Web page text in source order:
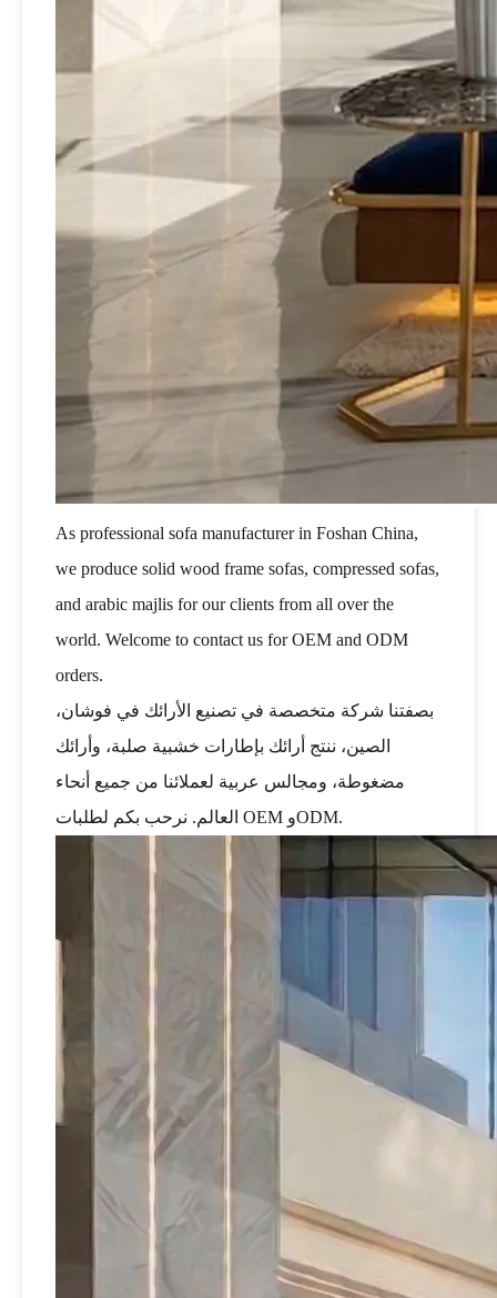
As professional sofa manufacturer in Foshan China,
we produce solid wood frame sofas, compressed sofas,
and arabic majlis for our clients from all over the
world. Welcome to contact us for OEM and ODM
orders.
بصفتنا شركة متخصصة في تصنيع الأرائك في فوشان،
الصين، ننتج أرائك بإطارات خشبية صلبة، وأرائك
مضغوطة، ومجالس عربية لعملائنا من جميع أنحاء
العالم. نرحب بكم لطلبات OEM وODM.